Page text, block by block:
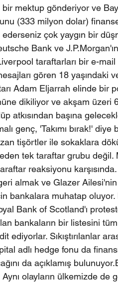
mektup gönderiyor ve
(333 milyon dolar)
çok yaygın bir
Bank ve
taraftarları bir e-mail
gören 18 yaşındaki
Adam Eljarrah elinde bir
dikiliyor ve akşam üzeri
atkısından başına
genç, 'Takımı bırak!'
tişörtler ile sokaklara
tek taraftar grubu değil.
reaksiyonu karşısında.
almak ve Glazer
bankalara muhatap oluyor.
Bank of Scotland'ı
bankaların bir listesini tüm
ediyorlar. Sıkıştırılanlar
adlı hedge fonu da
da açıklamış
Aynı olayların ülkemizde